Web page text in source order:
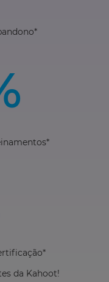
da Kahoot!